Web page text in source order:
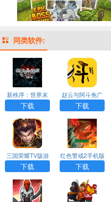
同类软件:
新秩序：世界末
日汉化版游戏AP
P下载
下载
赵云与阿斗免广
告版下载
下载
三国荣耀TV版游
戏APP下载
下载
红色警戒2手机版
下载